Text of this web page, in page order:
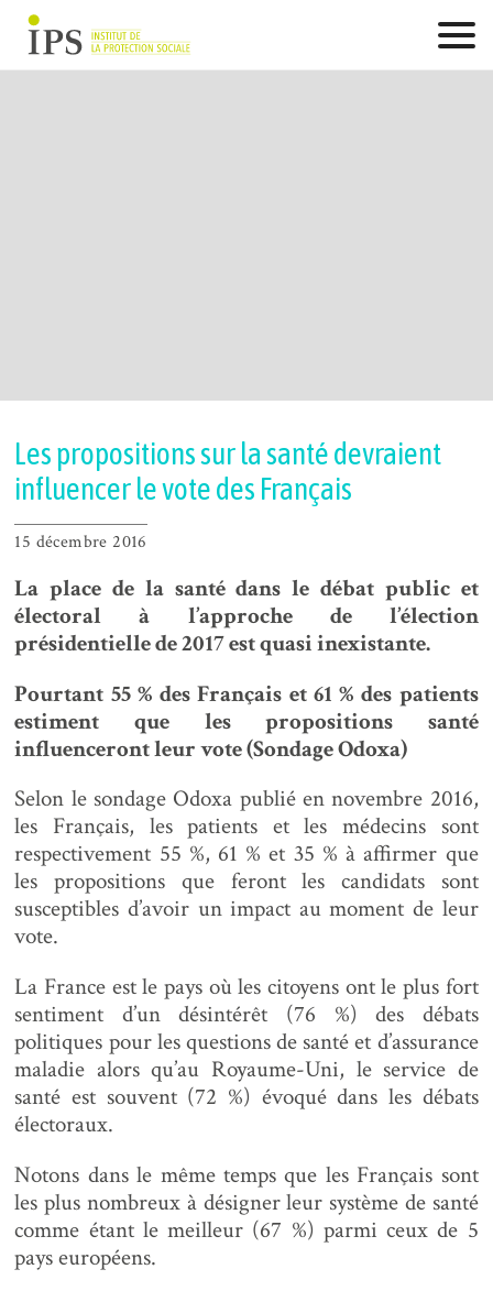
Les propositions sur la santé devraient
influencer le vote des Français
15 décembre 2016
La place de la santé dans le débat public et
électoral à l’approche de l’élection
présidentielle de 2017 est quasi inexistante.
Pourtant 55 % des Français et 61 % des patients
estiment que les propositions santé
influenceront leur vote (Sondage Odoxa)
Selon le sondage Odoxa publié en novembre 2016,
les Français, les patients et les médecins sont
respectivement 55 %, 61 % et 35 % à affirmer que
les propositions que feront les candidats sont
susceptibles d’avoir un impact au moment de leur
vote.
La France est le pays où les citoyens ont le plus fort
sentiment d’un désintérêt (76 %) des débats
politiques pour les questions de santé et d’assurance
maladie alors qu’au Royaume-Uni, le service de
santé est souvent (72 %) évoqué dans les débats
électoraux.
Notons dans le même temps que les Français sont
les plus nombreux à désigner leur système de santé
comme étant le meilleur (67 %) parmi ceux de 5
pays européens.